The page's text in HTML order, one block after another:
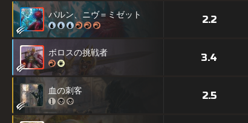
パルン、ニヴ＝ミゼット 2.2
ボロスの挑戦者 3.4
血の刺客 2.5